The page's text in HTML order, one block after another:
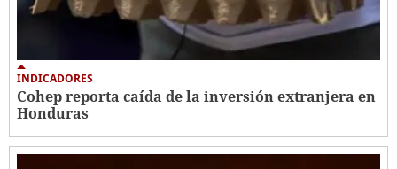
INDICADORES
Cohep reporta caída de la inversión extranjera en
Honduras